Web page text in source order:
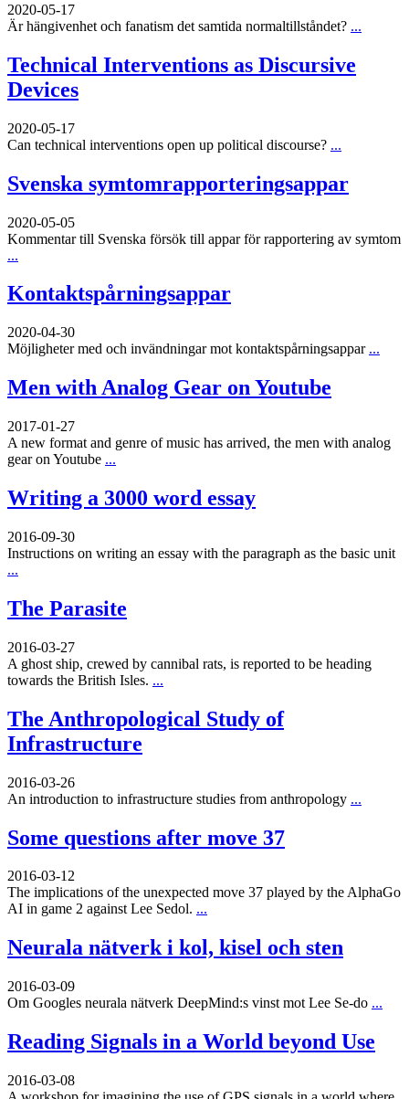
2020-05-17
Är hängivenhet och fanatism det samtida normaltillståndet? ...
Technical Interventions as Discursive
Devices
2020-05-17
Can technical interventions open up political discourse? ...
Svenska symtomrapporteringsappar
2020-05-05
Kommentar till Svenska försök till appar för rapportering av symtom
...
Kontaktspårningsappar
2020-04-30
Möjligheter med och invändningar mot kontaktspårningsappar ...
Men with Analog Gear on Youtube
2017-01-27
A new format and genre of music has arrived, the men with analog
gear on Youtube ...
Writing a 3000 word essay
2016-09-30
Instructions on writing an essay with the paragraph as the basic unit
...
The Parasite
2016-03-27
A ghost ship, crewed by cannibal rats, is reported to be heading
towards the British Isles. ...
The Anthropological Study of
Infrastructure
2016-03-26
An introduction to infrastructure studies from anthropology ...
Some questions after move 37
2016-03-12
The implications of the unexpected move 37 played by the AlphaGo
AI in game 2 against Lee Sedol. ...
Neurala nätverk i kol, kisel och sten
2016-03-09
Om Googles neurala nätverk DeepMind:s vinst mot Lee Se-do ...
Reading Signals in a World beyond Use
2016-03-08